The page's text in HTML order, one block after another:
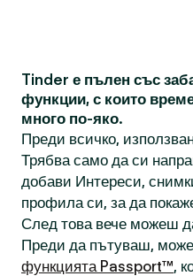
Tinder е пълен със
функции, с които
много по-яко.
Преди всичко,
Трябва само да си
добави Интереси,
профила си, за да
След това вече можеш
Преди да пътуваш,
функцията Passport™,